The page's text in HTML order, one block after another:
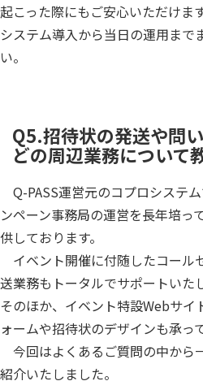
起こった際にもご安心いただけます
システム導入から当日の運用まで
い。
Q5.招待状の発送や問
どの周辺業務について
Q-PASS運営元のコプロシステ
ンペーン事務局の運営を長年培っ
供しております。
イベント開催に付随したコール
送業務もトータルでサポートいた
そのほか、イベント特設Webサイ
ォームや招待状のデザインも承っ
今回はよくあるご質問の中から
紹介いたしました。